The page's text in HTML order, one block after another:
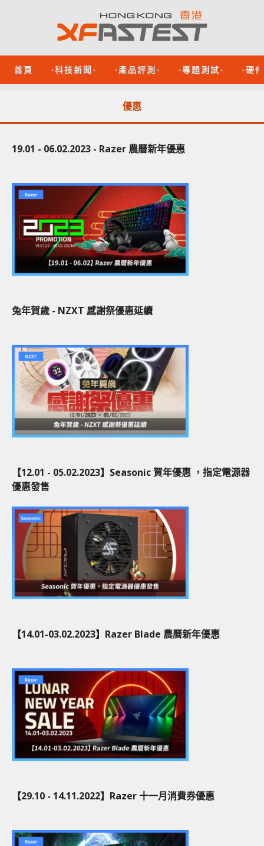
首頁 -科技新聞- -產品評測- -專題測試- -硬
優惠
19.01 - 06.02.2023 - Razer 農曆新年優惠
兔年賀歲 - NZXT 感謝祭優惠延續
【12.01 - 05.02.2023】Seasonic 賀年優惠 ，指定電源器
優惠發售
【14.01-03.02.2023】Razer Blade 農曆新年優惠
【29.10 - 14.11.2022】Razer 十一月消費券優惠